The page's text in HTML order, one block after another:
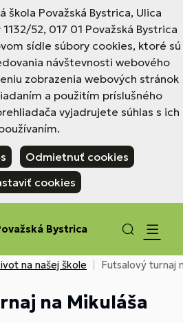
škola Považská Bystrica, Ulica
52, 017 01 Považská Bystrica
sídle súbory cookies, ktoré sú
návštevnosti webového
zobrazenia webových stránok
a použitím príslušného
vyjadrujete súhlas s ich
Odmietnuť cookies
cookies
Bystrica
na našej škole Futsalový turnaj
na Mikuláša